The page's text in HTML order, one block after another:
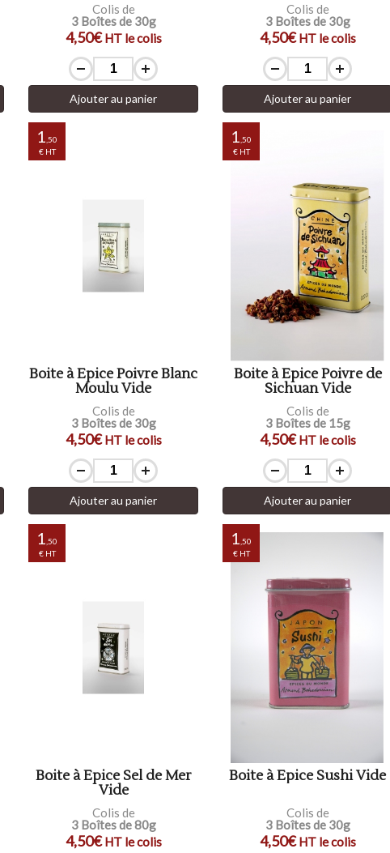
Colis de
3 Boîtes de 30g
4,50€HT le colis
Ajouter au panier
Colis de
3 Boîtes de 30g
4,50€HT le colis
Ajouter au panier
1 ,50
€ HT
Boite à Epice Poivre Blanc
Moulu Vide
Colis de
3 Boîtes de 30g
4,50€HT le colis
Ajouter au panier
1 ,50
€ HT
Boite à Epice Poivre de
Sichuan Vide
Colis de
3 Boîtes de 15g
4,50€HT le colis
Ajouter au panier
1 ,50
€ HT
Boite à Epice Sel de Mer
Vide
Colis de
3 Boîtes de 80g
4,50€HT le colis
1 ,50
€ HT
Boite à Epice Sushi Vide
Colis de
3 Boîtes de 30g
4,50€HT le colis